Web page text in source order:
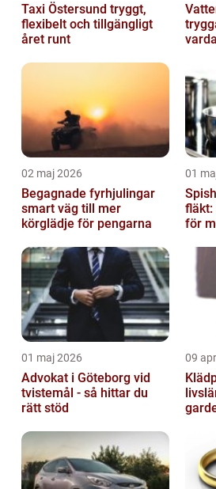
Taxi Östersund tryggt,
flexibelt och tillgängligt
året runt
02 maj 2026
Begagnade fyrhjulingar
smart väg till mer
körglädje för pengarna
01
fläkt:
för
01 maj 2026
Advokat i Göteborg vid
tvistemål - så hittar du
rätt stöd
09